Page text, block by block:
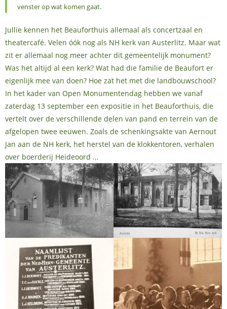
venster op wat komen gaat.
Jullie kennen het Beauforthuis allemaal als concertzaal en
theatercafé. Velen óók nog als NH kerk van Austerlitz. Maar wat
zit er allemaal nog meer achter dit gemeentelijk monument?
Was het altijd al een kerk? Wat had die familie de Beaufort er
eigenlijk mee van doen? Hoe zat het met die landbouwschool?
In het kader van Open Monumentendag hebben we vanaf
zaterdag 13 september een expositie in het Beauforthuis, die
vertelt over de verschillende delen van pand en terrein van de
afgelopen twee eeuwen. Zoals de schenkingsakte van Aernout
Jan aan de NH kerk, het herstel van de klokkentoren, verhalen
over boerderij Heideoord …